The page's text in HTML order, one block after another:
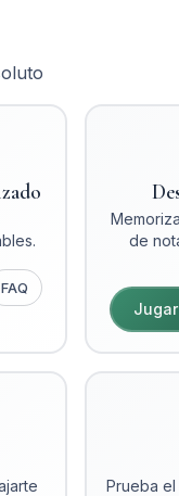
FAQ
de
Jugar
Prueba